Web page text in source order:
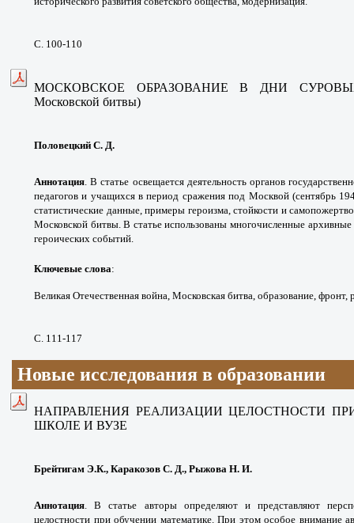
С. 100-110
МОСКОВСКОЕ ОБРАЗОВАНИЕ В ДНИ
Московской битвы)
Половецкий С. Д.
Аннотация.В статье освещается деятельность органов
педагогов и учащихся в период сражения под Москвой (сентябрь
статистические данные, примеры героизма, стойкости и
Московской битвы. В статье использованы многочисленные
героических событий.
Ключевые слова:
Великая Отечественная война, Московская битва, образование, фронт,
С. 111-117
Новые исследования в образовании
НАПРАВЛЕНИЯ РЕАЛИЗАЦИИ ЦЕЛОСТНОСТИ
ШКОЛЕ И ВУЗЕ
Брейтигам Э.К., Каракозов С. Д., Рыжова Н. И.
Аннотация.В статье авторы определяют и представляют
целостности при обучении математике. При этом особое внимание